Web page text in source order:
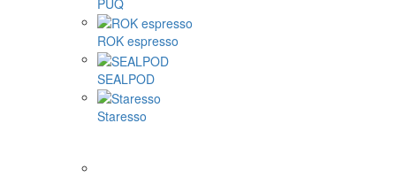
ROK espresso
SEALPOD
Staresso